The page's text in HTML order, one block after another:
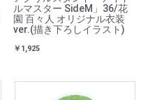
ルマスター SideM」36/花
園 百々人 オリジナル衣装
ver.(描き下ろしイラスト)
￥1,925